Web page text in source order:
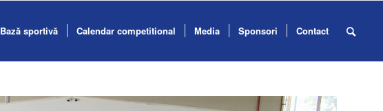
Bază sportivă Calendar competitional Media Sponsori Contact